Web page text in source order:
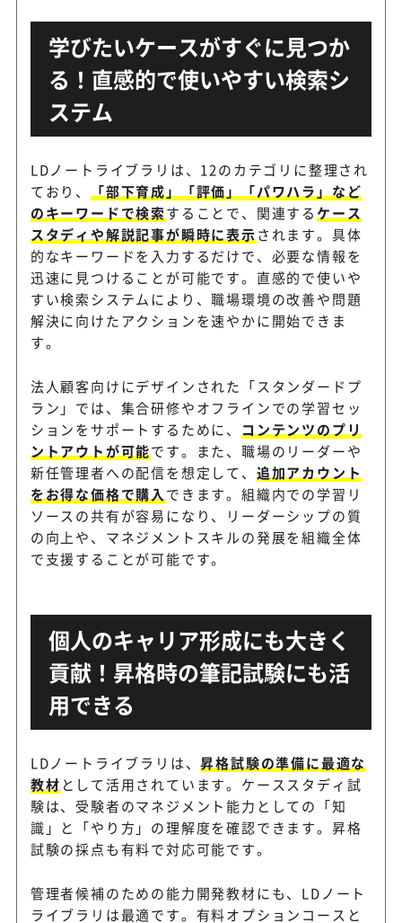
学びたいケースがすぐに見つか
る！直感的で使いやすい検索シ
ステム
LDノートライブラリは、12のカテゴリに整理され
ており、
「部下育成」「評価」「パワハラ」など
のキーワードで検索することで、関連するケース
スタディや解説記事が瞬時に表示されます。具体
的なキーワードを入力するだけで、必要な情報を
迅速に見つけることが可能です。直感的で使いや
すい検索システムにより、職場環境の改善や問題
解決に向けたアクションを速やかに開始できま
す。
法人顧客向けにデザインされた「スタンダードプ
ラン」では、集合研修やオフラインでの学習セッ
ションをサポートするために、 コンテンツのプリ
ントアウトが可能です。また、職場のリーダーや
新任管理者への配信を想定して、 追加アカウント
をお得な価格で購入 できます。組織内での学習リ
ソースの共有が容易になり、リーダーシップの質
の向上や、マネジメントスキルの発展を組織全体
で支援することが可能です。
個人のキャリア形成にも大きく
貢献！昇格時の筆記試験にも活
用できる
LDノートライブラリは、昇格試験の準備に最適な
教材 として活用されています。ケーススタディ試
験は、受験者のマネジメント能力としての「知
識」と「やり方」の理解度を確認できます。昇格
試験の採点も有料で対応可能です。
管理者候補のための能力開発教材にも、LDノート
ライブラリは最適です。有料オプションコースと